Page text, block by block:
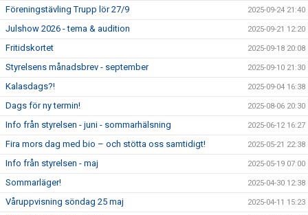
Föreningstävling Trupp lör 27/9 2025-09-24 21:40
Julshow 2026 - tema & audition 2025-09-21 12:20
Fritidskortet 2025-09-18 20:08
Styrelsens månadsbrev - september 2025-09-10 21:30
Kalasdags?! 2025-09-04 16:38
Dags för ny termin! 2025-08-06 20:30
Info från styrelsen - juni - sommarhälsning 2025-06-12 16:27
Fira mors dag med bio – och stötta oss samtidigt! 2025-05-21 22:38
Info från styrelsen - maj 2025-05-19 07:00
Sommarläger! 2025-04-30 12:38
Våruppvisning söndag 25 maj 2025-04-11 15:23